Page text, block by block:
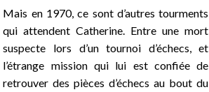
Mais en 1970, ce sont d’autres tourments
qui attendent Catherine. Entre une mort
suspecte lors d’un tournoi d’échecs, et
l’étrange mission qui lui est confiée de
retrouver des pièces d’échecs au bout du